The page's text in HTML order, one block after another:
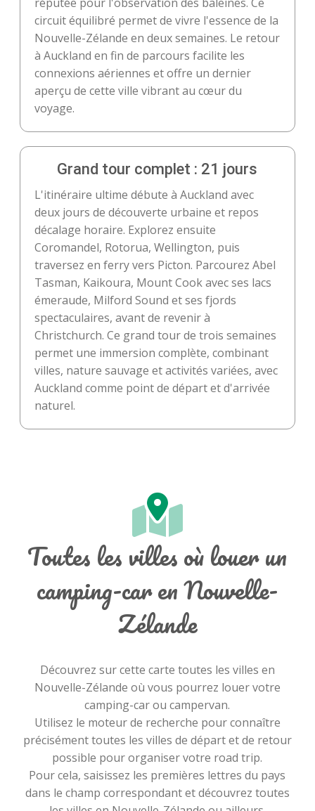
circuit équilibré permet de vivre l'essence de la
Nouvelle-Zélande en deux semaines. Le retour
à Auckland en fin de parcours facilite les
connexions aériennes et offre un dernier
aperçu de cette ville vibrant au cœur du
voyage.
Grand tour complet : 21 jours
L'itinéraire ultime débute à Auckland avec
deux jours de découverte urbaine et repos
décalage horaire. Explorez ensuite
Coromandel, Rotorua, Wellington, puis
traversez en ferry vers Picton. Parcourez Abel
Tasman, Kaikoura, Mount Cook avec ses lacs
émeraude, Milford Sound et ses fjords
spectaculaires, avant de revenir à
Christchurch. Ce grand tour de trois semaines
permet une immersion complète, combinant
villes, nature sauvage et activités variées, avec
Auckland comme point de départ et d'arrivée
naturel.
Toutes les villes où louer un
camping-car en Nouvelle-
Zélande
Découvrez sur cette carte toutes les villes en
Nouvelle-Zélande où vous pourrez louer votre
camping-car ou campervan.
Utilisez le moteur de recherche pour connaître
précisément toutes les villes de départ et de retour
possible pour organiser votre road trip.
Pour cela, saisissez les premières lettres du pays
dans le champ correspondant et découvrez toutes